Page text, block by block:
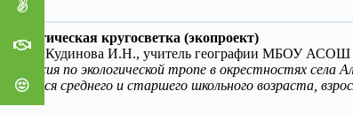
Экологическая кругосветка (экопроект)
Автор: Кудинова И.Н., учитель географии МБОУ АСОШ №
Экскурсия по экологической тропе в окрестностях
учащихся среднего и старшего школьного возраста,